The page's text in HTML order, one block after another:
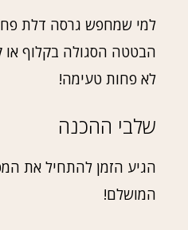
למי שמחפש גרסה דלת
הבטטה הסגולה בקלוף
לא פחות טעימה!
שלבי ההכנה
הגיע הזמן להתחיל את
המושלם!